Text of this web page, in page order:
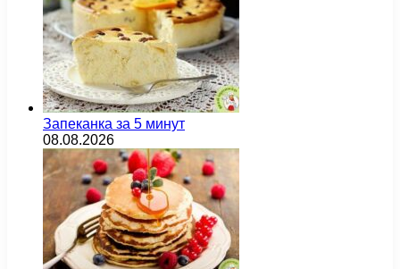
Запеканка за 5 минут
08.08.2026